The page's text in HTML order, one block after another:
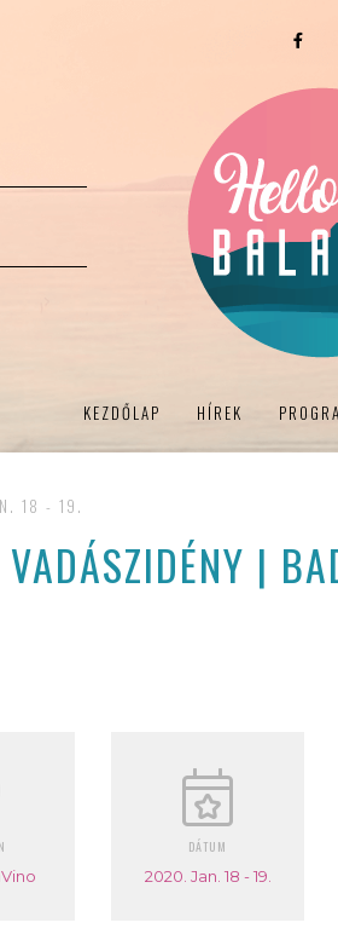
KEZDŐLAP HÍREK
18 - 19.
|
DÁTUM
2020. Jan. 18 - 19.